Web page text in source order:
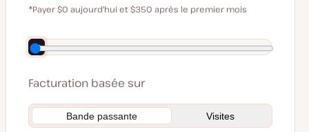
$30
*Payer $0 aujourd'hui et $350 après le premier mois
Économisez 70 $ en payant annuellement
Facturation basée sur
Bande passante Visites